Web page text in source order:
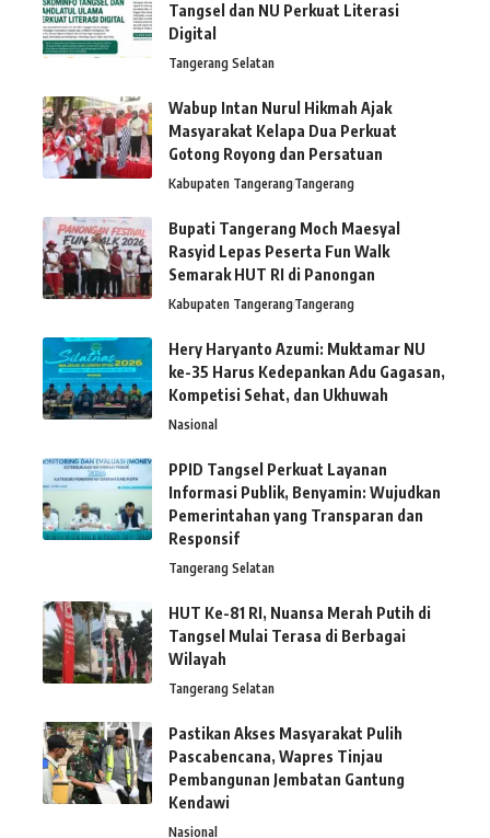
Tangsel dan NU Perkuat Literasi
Digital
Tangerang Selatan
Wabup Intan Nurul Hikmah Ajak
Masyarakat Kelapa Dua Perkuat
Gotong Royong dan Persatuan
Kabupaten TangerangTangerang
Bupati Tangerang Moch Maesyal
Rasyid Lepas Peserta Fun Walk
Semarak HUT RI di Panongan
Kabupaten TangerangTangerang
Hery Haryanto Azumi: Muktamar NU
ke-35 Harus Kedepankan Adu Gagasan,
Kompetisi Sehat, dan Ukhuwah
Nasional
PPID Tangsel Perkuat Layanan
Informasi Publik, Benyamin: Wujudkan
Pemerintahan yang Transparan dan
Responsif
Tangerang Selatan
HUT Ke-81 RI, Nuansa Merah Putih di
Tangsel Mulai Terasa di Berbagai
Wilayah
Tangerang Selatan
Pastikan Akses Masyarakat Pulih
Pascabencana, Wapres Tinjau
Pembangunan Jembatan Gantung
Kendawi
Nasional